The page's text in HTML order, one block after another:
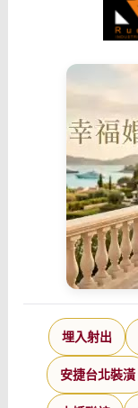
埋入射出
安捷台北裝潢